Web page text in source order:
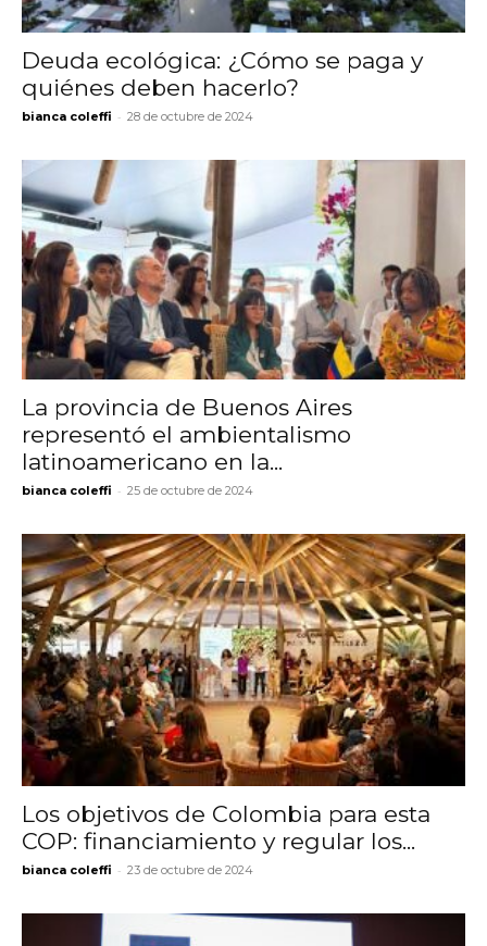
Deuda ecológica: ¿Cómo se paga y
quiénes deben hacerlo?
bianca coleffi - 28 de octubre de 2024
La provincia de Buenos Aires
representó el ambientalismo
latinoamericano en la...
bianca coleffi - 25 de octubre de 2024
Los objetivos de Colombia para esta
COP: financiamiento y regular los...
bianca coleffi - 23 de octubre de 2024